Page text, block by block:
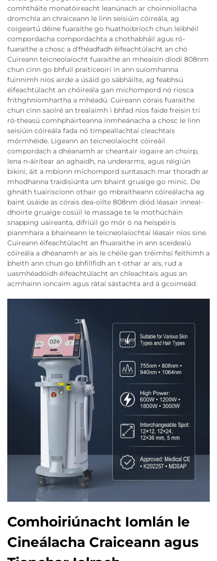
comhtháite monatóireacht leanúnach ar choinníollacha
dromchla an chraiceann le linn seisiúin cóireála, ag
coigeartú déine fuaraithe go huathoibríoch chun leibhéil
compordacha compordachta a chothabháil agus ró-
fuaraithe a chosc a d'fhéadfadh éifeachtúlacht an chó
Cuireann teicneolaíocht fuaraithe an mheaisín díodí 808nm
chun cinn go bhfuil praiticeoirí in ann suíomhanna
fuinnimh níos airde a úsáid go sábháilte, ag feabhsú
éifeachtúlacht an chóireála gan míchompord nó riosca
frithghníomhartha a mhéadú. Cuireann córais fuaraithe
chun cinn saolré an trealaimh i bhfad níos faide freisin trí
ró-theasú comhpháirteanna inmheánacha a chosc le linn
seisiúin cóireála fada nó timpeallachtaí cleachtais
mórmhéide. Ligeann an teicneolaíocht cóireáil
compordach a dhéanamh ar cheantair íogaire an choirp,
lena n-áirítear an aghaidh, na underarms, agus réigiún
bikini, áit a mbíonn míchompord suntasach mar thoradh ar
mhodhanna traidisiúnta um bhaint gruaige go minic. De
ghnáth tuairiscíonn othair go mbraitheann cóireálacha ag
baint úsáide as córais dea-oilte 808nm diód léasair inneal-
dhoirte gruaige cosúil le massage te le mothúcháin
snapping uaireanta, difriúil go mór ó na heispéiris
pianmhara a bhaineann le teicneolaíochtaí léasair níos sine.
Cuireann éifeachtúlacht an fhuaraithe in ann sceidealú
cóireála a dhéanamh ar ais le chéile gan tréimhsí feithimh a
bheith ann chun go bhfillfidh an t-othar ar ais, rud a
uasmhéadóidh éifeachtúlacht an chleachtais agus an
acmhainn ioncaim agus rátaí sástachta ard á gcoimeád.
Comhoiriúnacht Iomlán le
Cineálacha Craiceann agus